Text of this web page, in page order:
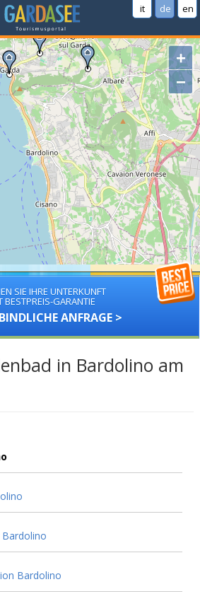
it de en
+
−
SIE IHRE UNTERKUNFT
BESTPREIS-GARANTIE
ANFRAGE >
in Bardolino am
Bardolino